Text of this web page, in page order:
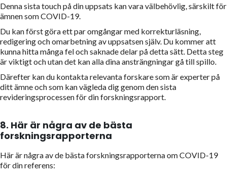
Denna sista touch på din uppsats kan vara välbehövlig, särskilt för
ämnen som COVID-19.
Du kan först göra ett par omgångar med korrekturläsning,
redigering och omarbetning av uppsatsen själv. Du kommer att
kunna hitta många fel och saknade delar på detta sätt. Detta steg
är viktigt och utan det kan alla dina ansträngningar gå till spillo.
Därefter kan du kontakta relevanta forskare som är experter på
ditt ämne och som kan vägleda dig genom den sista
revideringsprocessen för din forskningsrapport.
8. Här är några av de bästa
forskningsrapporterna
Här är några av de bästa forskningsrapporterna om COVID-19
för din referens: